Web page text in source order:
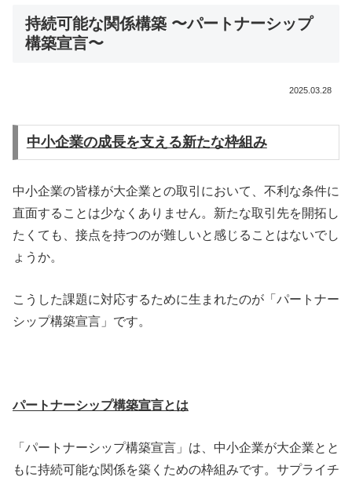
持続可能な関係構築 〜パートナーシップ
構築宣言〜
2025.03.28
中小企業の成長を支える新たな枠組み
中小企業の皆様が大企業との取引において、不利な条件に
直面することは少なくありません。新たな取引先を開拓し
たくても、接点を持つのが難しいと感じることはないでし
ょうか。
こうした課題に対応するために生まれたのが「パートナー
シップ構築宣言」です。
パートナーシップ構築宣言とは
「パートナーシップ構築宣言」は、中小企業が大企業とと
もに持続可能な関係を築くための枠組みです。サプライチ